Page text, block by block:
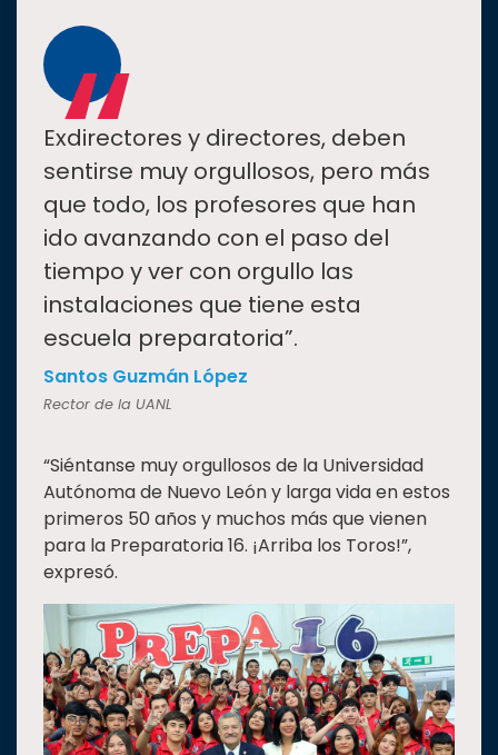
“
Exdirectores y directores, deben
sentirse muy orgullosos, pero más
que todo, los profesores que han
ido avanzando con el paso del
tiempo y ver con orgullo las
instalaciones que tiene esta
escuela preparatoria”.
Santos Guzmán López
Rector de la UANL
“Siéntanse muy orgullosos de la Universidad
Autónoma de Nuevo León y larga vida en estos
primeros 50 años y muchos más que vienen
para la Preparatoria 16. ¡Arriba los Toros!”,
expresó.